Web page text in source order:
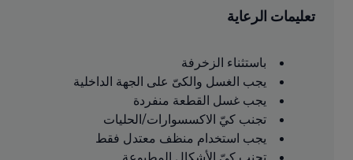
تعليمات الرعاية
باستثناء الزخرفة
يجب الغسل والكىّ على الجهة الداخلية
يجب غسل القطعة منفردة
تجنب كيّ الاكسسوارات/الحليات
يجب استخدام منظف معتدل فقط